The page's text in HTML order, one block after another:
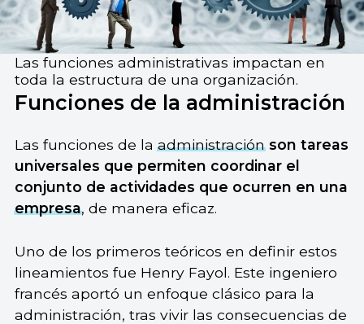
Las funciones administrativas impactan en
toda la estructura de una organización.
Funciones de la administración
Las funciones de laadministración son tareas
universales que permiten coordinar el
conjunto de actividades que ocurren en una
empresa, de manera eficaz.
Uno de los primeros teóricos en definir estos
lineamientos fue Henry Fayol. Este ingeniero
francés aportó un enfoque clásico para la
administración, tras vivir las consecuencias de